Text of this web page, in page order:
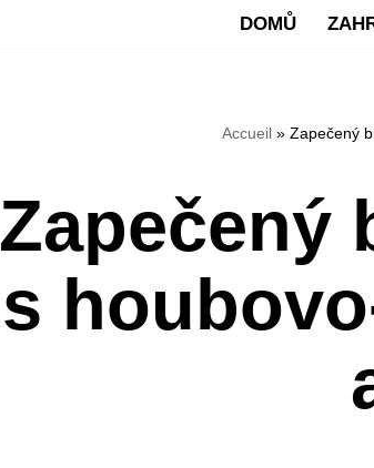
DOMŮ
Accueil » Zapečený
Zapečený
s